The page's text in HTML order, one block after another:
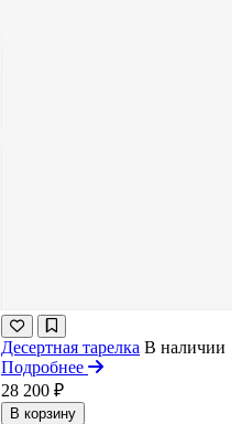
Десертная тарелка В наличии
Подробнее
28 200 ₽
В корзину